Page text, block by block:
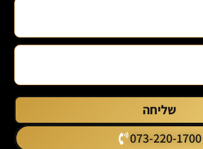
שליחה
073-220-1700